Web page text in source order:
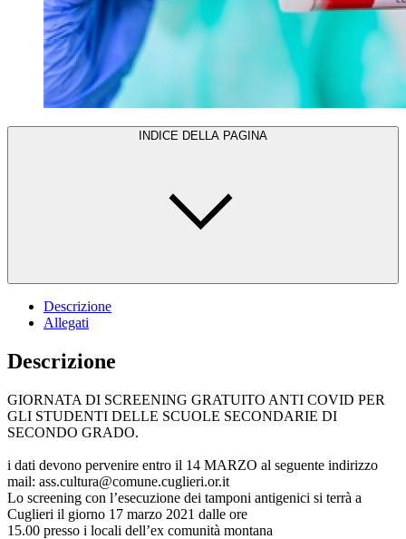
INDICE DELLA PAGINA
Descrizione
Allegati
Descrizione
GIORNATA DI SCREENING GRATUITO ANTI COVID PER
GLI STUDENTI DELLE SCUOLE SECONDARIE DI
SECONDO GRADO.
i dati devono pervenire entro il 14 MARZO al seguente indirizzo
mail: ass.cultura@comune.cuglieri.or.it
Lo screening con l’esecuzione dei tamponi antigenici si terrà a
Cuglieri il giorno 17 marzo 2021 dalle ore
15.00 presso i locali dell’ex comunità montana